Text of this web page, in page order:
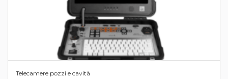
Telecamere pozzi e cavità